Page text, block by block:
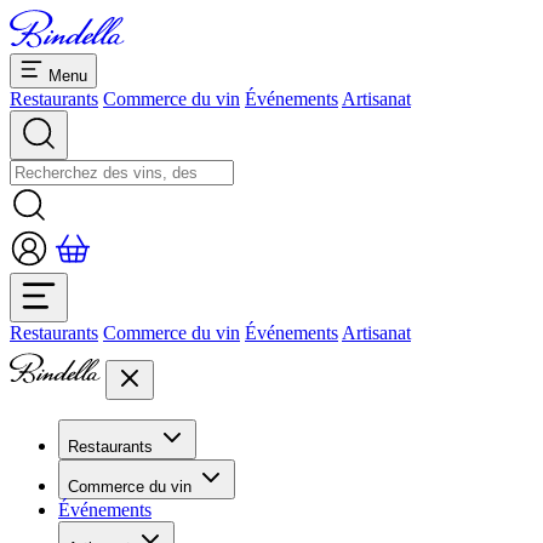
Menu
Restaurants Commerce du vin Événements Artisanat
Restaurants Commerce du vin Événements Artisanat
Restaurants
Aperçu restaurants
Banquets et séminaires
Dolcezze
Commerce du vin
Overview
Événements